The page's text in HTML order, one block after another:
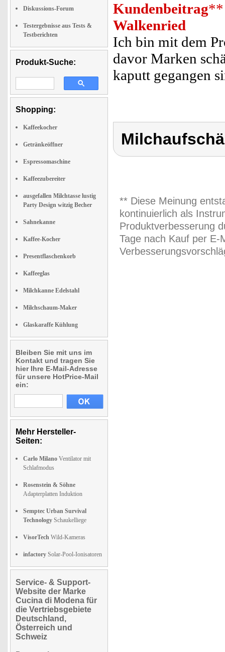
Diskussions-Forum
Testergebnisse aus Tests &
Testberichten
Produkt-Suche:
Shopping:
Kaffeekocher
Getränkeöffner
Espressomaschine
Kaffeezubereiter
ausgefallen Milchtasse lustig
Party Design witzig Becher
Sahnekanne
Kaffee-Kocher
Presentflaschenkorb
Kaffeeglas
Milchkanne Edelstahl
Milchschaum-Maker
Glaskaraffe Kühlung
Bleiben Sie mit uns im
Kontakt und tragen Sie
hier Ihre E-Mail-Adresse
für unsere HotPrice-Mail
ein:
Mehr Hersteller-
Seiten:
Carlo Milano Ventilator mit
Schlafmodus
Rosenstein & Söhne
Adapterplatten Induktion
Semptec Urban Survival
Technology Schaukelliege
VisorTech Wild-Kameras
infactory Solar-Pool-Ionisatoren
Service- & Support-
Website der Marke
Cucina di Modena für
die Vertriebsgebiete
Deutschland,
Österreich und
Schweiz
Kundenbeitrag**
Walkenried
Ich bin mit dem
davor Marken
kaputt gegangen
** Diese Meinung
kontinuierlich als
Produktverbesserung
Tage nach Kauf per E-